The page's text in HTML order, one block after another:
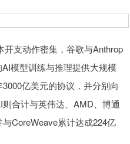
支动作密集，谷歌与Anthrop
模型训练与推理提供大规模
亿美元的协议，并分别向
合计与英伟达、AMD、博通
CoreWeave累计达成224亿